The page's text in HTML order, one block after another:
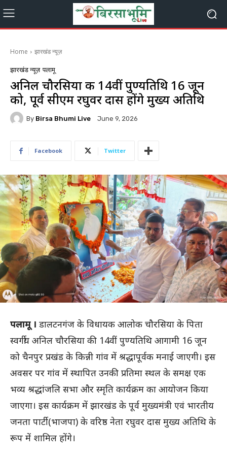
Home झारखंड न्यूज़
झारखंड न्यूज़ पलामू
अनिल चौरसिया की 14वीं पुण्यतिथि 16 जून
को, पूर्व सीएम रघुवर दास होंगे मुख्य अतिथि
By Birsa Bhumi Live June 9, 2026
Facebook Twitter
पलामू । डालटनगंज के विधायक आलोक चौरसिया के पिता
स्वर्गीय अनिल चौरसिया की 14वीं पुण्यतिथि आगामी 16 जून
को चैनपुर प्रखंड के किन्नी गांव में श्रद्धापूर्वक मनाई जाएगी। इस
अवसर पर गांव में स्थापित उनकी प्रतिमा स्थल के समक्ष एक
भव्य श्रद्धांजलि सभा और स्मृति कार्यक्रम का आयोजन किया
जाएगा। इस कार्यक्रम में झारखंड के पूर्व मुख्यमंत्री एवं भारतीय
जनता पार्टी (भाजपा) के वरिष्ठ नेता रघुवर दास मुख्य अतिथि के
रूप में शामिल होंगे।